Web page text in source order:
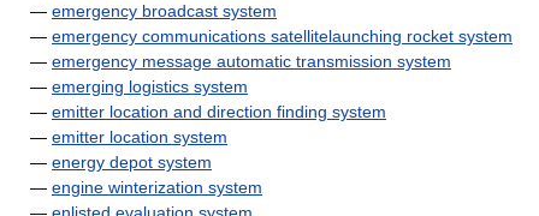
— emergency broadcast system
— emergency communications satellitelaunching rocket system
— emergency message automatic transmission system
— emerging logistics system
— emitter location and direction finding system
— emitter location system
— energy depot system
— engine winterization system